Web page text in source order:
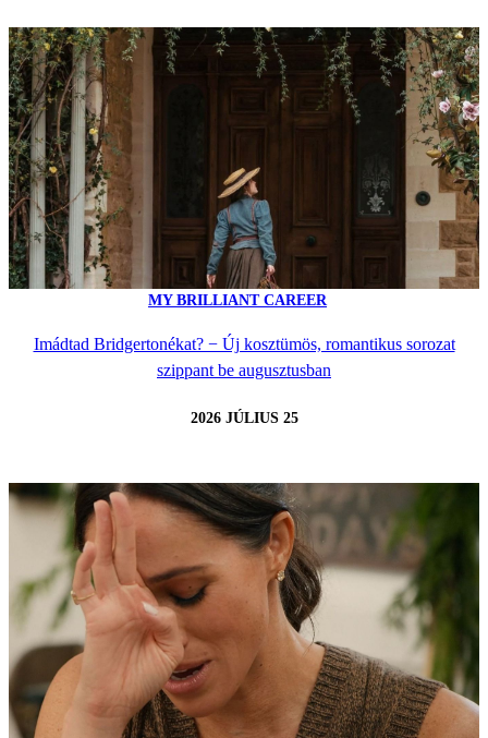
MY BRILLIANT CAREER
Imádtad Bridgertonékat? − Új kosztümös, romantikus sorozat
szippant be augusztusban
2026 JÚLIUS 25